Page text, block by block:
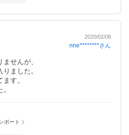
2020/02/08
nne********さん
せんが、
ました。
す。
ポート